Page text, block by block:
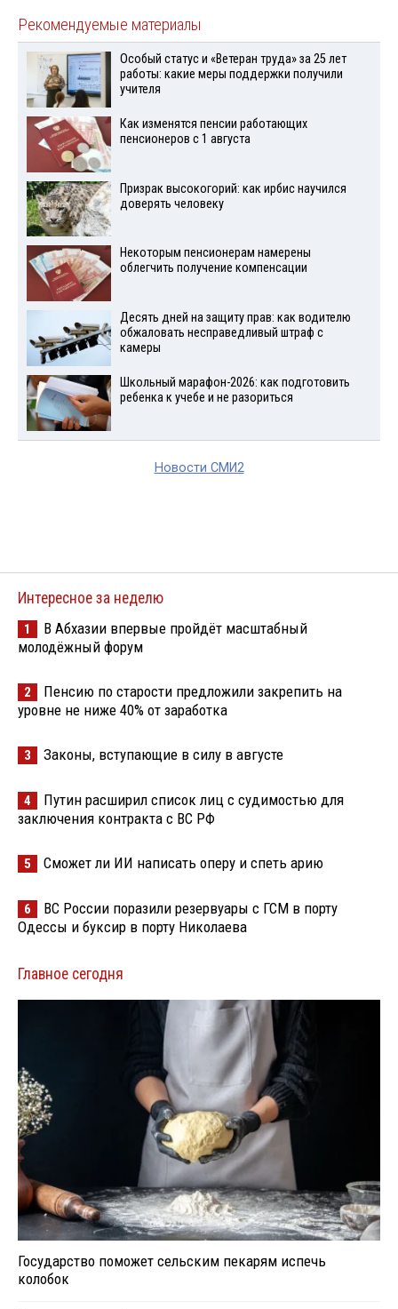
Рекомендуемые материалы
Особый статус и «Ветеран труда» за 25 лет
работы: какие меры поддержки получили
учителя
Как изменятся пенсии работающих
пенсионеров с 1 августа
Призрак высокогорий: как ирбис научился
доверять человеку
Некоторым пенсионерам намерены
облегчить получение компенсации
Десять дней на защиту прав: как водителю
обжаловать несправедливый штраф с
камеры
Школьный марафон-2026: как подготовить
ребенка к учебе и не разориться
Новости СМИ2
Интересное за неделю
1
В Абхазии впервые пройдёт масштабный
молодёжный форум
2
Пенсию по старости предложили закрепить на
уровне не ниже 40% от заработка
3 Законы, вступающие в силу в августе
4
Путин расширил список лиц с судимостью для
заключения контракта с ВС РФ
5 Сможет ли ИИ написать оперу и спеть арию
6
ВС России поразили резервуары с ГСМ в порту
Одессы и буксир в порту Николаева
Главное сегодня
Государство поможет сельским пекарям испечь
колобок